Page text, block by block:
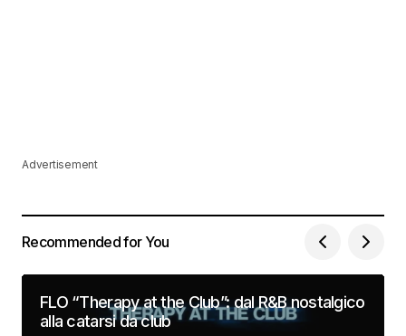
Advertisement
Recommended for You
FLO “Therapy at the Club”: dal R&B nostalgico
alla catarsi da club